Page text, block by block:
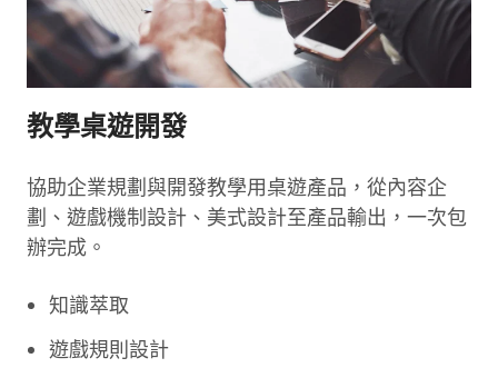
教學桌遊開發
協助企業規劃與開發教學用桌遊產品，從內容企
劃、遊戲機制設計、美式設計至產品輸出，一次包
辦完成。
知識萃取
遊戲規則設計